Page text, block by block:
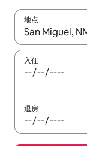
地点
如有搜索结果，
入住
退房